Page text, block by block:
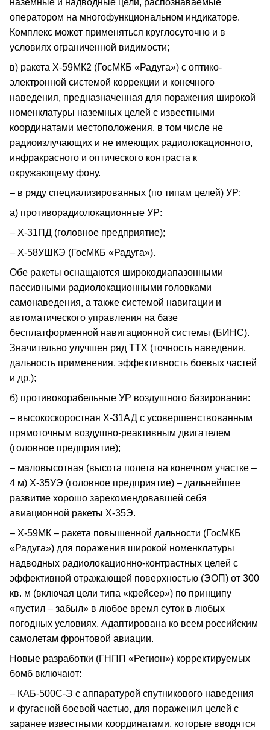
наземные и надводные цели, распознаваемые
оператором на многофункциональном индикаторе.
Комплекс может применяться круглосуточно и в
условиях ограниченной видимости;
в) ракета Х-59МК2 (ГосМКБ «Радуга») с оптико-
электронной системой коррекции и конечного
наведения, предназначенная для поражения широкой
номенклатуры наземных целей с известными
координатами местоположения, в том числе не
радиоизлучающих и не имеющих радиолокационного,
инфракрасного и оптического контраста к
окружающему фону.
– в ряду специализированных (по типам целей) УР:
а) противорадиолокационные УР:
– Х-31ПД (головное предприятие);
– Х-58УШКЭ (ГосМКБ «Радуга»).
Обе ракеты оснащаются широкодиапазонными
пассивными радиолокационными головками
самонаведения, а также системой навигации и
автоматического управления на базе
бесплатформенной навигационной системы (БИНС).
Значительно улучшен ряд ТТХ (точность наведения,
дальность применения, эффективность боевых частей
и др.);
б) противокорабельные УР воздушного базирования:
– высокоскоростная Х-31АД с усовершенствованным
прямоточным воздушно-реактивным двигателем
(головное предприятие);
– маловысотная (высота полета на конечном участке –
4 м) Х-35УЭ (головное предприятие) – дальнейшее
развитие хорошо зарекомендовавшей себя
авиационной ракеты Х-35Э.
– Х-59МК – ракета повышенной дальности (ГосМКБ
«Радуга») для поражения широкой номенклатуры
надводных радиолокационно-контрастных целей с
эффективной отражающей поверхностью (ЭОП) от 300
кв. м (включая цели типа «крейсер») по принципу
«пустил – забыл» в любое время суток в любых
погодных условиях. Адаптирована ко всем российским
самолетам фронтовой авиации.
Новые разработки (ГНПП «Регион») корректируемых
бомб включают:
– КАБ-500С-Э с аппаратурой спутникового наведения
и фугасной боевой частью, для поражения целей с
заранее известными координатами, которые вводятся